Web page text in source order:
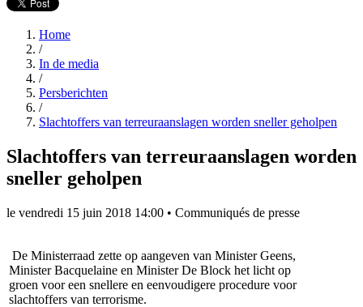
Home
/
In de media
/
Persberichten
/
Slachtoffers van terreuraanslagen worden sneller geholpen
Slachtoffers van terreuraanslagen worden
sneller geholpen
le vendredi 15 juin 2018 14:00 • Communiqués de presse
De Ministerraad zette op aangeven van Minister Geens,
Minister Bacquelaine en Minister De Block het licht op
groen voor een snellere en eenvoudigere procedure voor
slachtoffers van terrorisme.